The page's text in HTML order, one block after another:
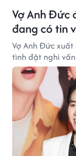
Vợ Anh Đức
đang có tin
Vợ Anh Đức
tình đặt nghi